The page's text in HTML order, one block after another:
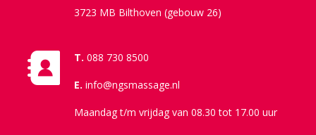
3723 MB Bilthoven (gebouw 26)
T. 088 730 8500
E. info@ngsmassage.nl
Maandag t/m vrijdag van 08.30 tot 17.00 uur